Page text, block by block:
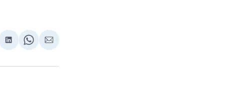
Compartilhar
LinkedIn
Share
WhatsApp
Compartilhar
Email